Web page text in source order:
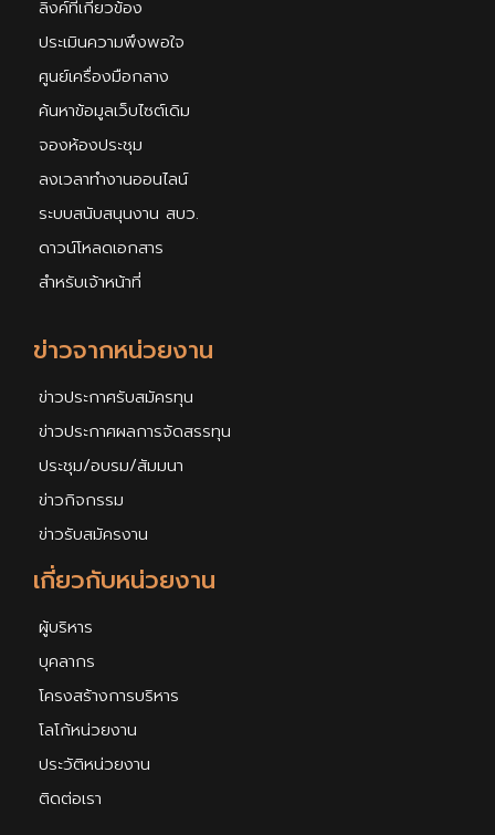
เกี่ยวกับหน่วยงาน
ผู้บริหาร
บุคลากร
โครงสร้างการบริหาร
โลโก้หน่วยงาน
ประวัติหน่วยงาน
ติดต่อเรา
ข่าวจากหน่วยงาน
ข่าวประกาศรับสมัครทุน
ข่าวประกาศผลการจัดสรรทุน
ประชุม/อบรม/สัมมนา
ข่าวกิจกรรม
ข่าวรับสมัครงาน
ลิงค์ที่เกี่ยวข้อง
ประเมินความพึงพอใจ
ศูนย์เครื่องมือกลาง
ค้นหาข้อมูลเว็บไซต์เดิม
จองห้องประชุม
ลงเวลาทำงานออนไลน์
ระบบสนับสนุนงาน สบว.
ดาวน์โหลดเอกสาร
สำหรับเจ้าหน้าที่